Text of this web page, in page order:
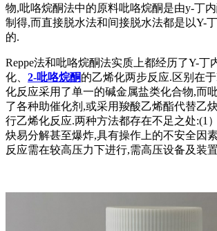
物,吡咯烷酮法中的原料吡咯烷酮是由y-丁
制得,而直接脱水法和间接脱水法都是以Y-
的.
Reppe法和吡咯烷酮法实质上都经历了Y-丁
化、 2-吡咯烷酮的乙烯化两步反应.区别在
化反应采用了单一的碱金属盐类化合物,而
了各种助催化剂,或采用羧酸乙烯酯代替乙
行乙烯化反应.两种方法都存在不足之处:(1
炔易分解甚至爆炸,具有操作上的不安全因
反应需在较高压力下进行,需高压设备及装